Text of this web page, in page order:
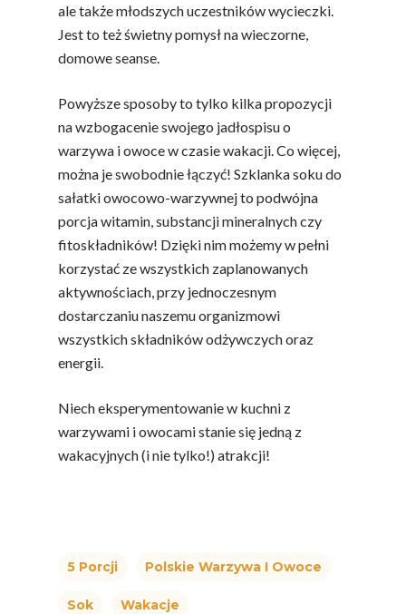
ale także młodszych uczestników wycieczki.
Jest to też świetny pomysł na wieczorne,
domowe seanse.
Powyższe sposoby to tylko kilka propozycji
na wzbogacenie swojego jadłospisu o
warzywa i owoce w czasie wakacji. Co więcej,
można je swobodnie łączyć! Szklanka soku do
sałatki owocowo-warzywnej to podwójna
porcja witamin, substancji mineralnych czy
fitoskładników! Dzięki nim możemy w pełni
korzystać ze wszystkich zaplanowanych
aktywnościach, przy jednoczesnym
dostarczaniu naszemu organizmowi
wszystkich składników odżywczych oraz
energii.
Niech eksperymentowanie w kuchni z
warzywami i owocami stanie się jedną z
wakacyjnych (i nie tylko!) atrakcji!
5 Porcji Polskie Warzywa I Owoce
Sok Wakacje